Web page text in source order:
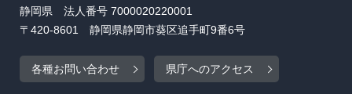
静岡県 法人番号 7000020220001
〒420-8601 静岡県静岡市葵区追手町9番6号
各種お問い合わせ 県庁へのアクセス